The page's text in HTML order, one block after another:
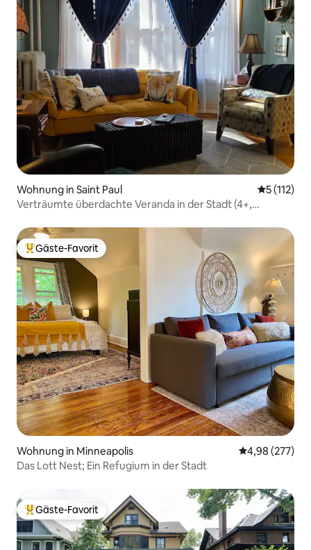
Wohnung in Saint Paul
5 (112)
Verträumte überdachte Veranda in der Stadt (4+,
Beliebter Gäste-Favorit.
Gäste-Favorit
Wohnung in Minneapolis
4,98 (277)
Das Lott Nest; Ein Refugium in der Stadt
Beliebter Gäste-Favorit.
Gäste-Favorit